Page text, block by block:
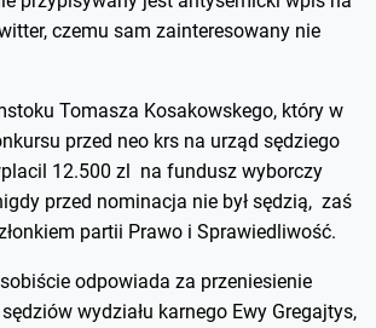
czemu sam zainteresowany nie
Tomasza Kosakowskego, który w
przed neo krs na urząd sędziego
12.500 zl na fundusz wyborczy
przed nominacja nie był sędzią, zaś
partii Prawo i Sprawiedliwość.
odpowiada za przeniesienie
wydziału karnego Ewy Gregajtys,